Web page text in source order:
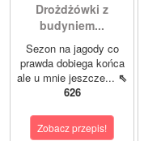
Drożdżówki z
budyniem...
Sezon na jagody co
prawda dobiega końca
ale u mnie jeszcze... ⇖
626
Zobacz przepis!